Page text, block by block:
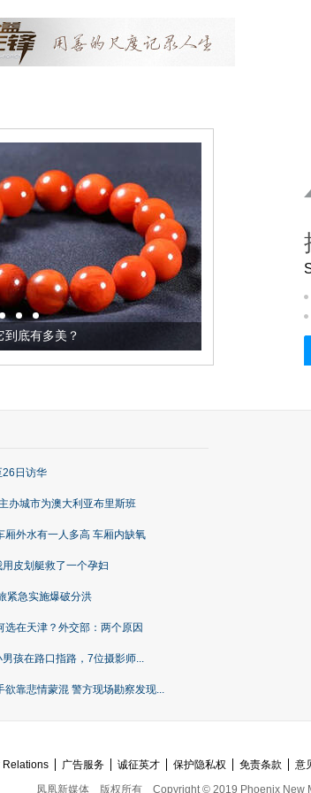
？ 这个3.2米的长卷
26日访华
办城市为澳大利亚布里斯班
厢外水有一人多高 车厢内缺氧
皮划艇救了一个孕妇
紧急实施爆破分洪
在天津？外交部：两个原因
孩在路口指路，7位摄影师...
欲靠悲情蒙混 警方现场勘察发现...
Relations 广告服务 诚征英才 保护隐私权 免责条款 意
凤凰新媒体
版权所有 Copyright © 2019 Phoenix New